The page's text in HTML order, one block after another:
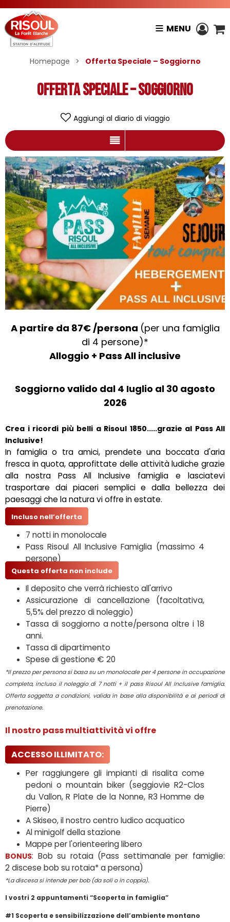
MENU
Homepage > Offerta Speciale – Soggiorno
Offerta Speciale – Soggiorno
Aggiungi al diario di viaggio
A partire da 87€ /persona (per una famiglia
di 4 persone)*
Alloggio + Pass All inclusive
Soggiorno valido dal 4 Iuglio al 30 agosto
2026
Crea i ricordi più belli a Risoul 1850.....grazie al Pass All
Inclusive!
In famiglia o tra amici, prendete una boccata d'aria
fresca in quota, approfittate delle attività ludiche grazie
alla nostra Pass All Inclusive famiglia e lasciatevi
trasportare dai piaceri semplici e dalla bellezza dei
paesaggi che la natura vi offre in estate.
Incluso nell’offerta
7 notti in monolocale
Pass Risoul All Inclusive Famiglia (massimo 4
persone)
Questa offerta non include
Il deposito che verrà richiesto all'arrivo
Assicurazione di cancellazione (facoltativa,
5,5% del prezzo di noleggio)
Tassa di soggiorno a notte/persona oltre i 18
anni.
Tassa di dipartimento
Spese di gestione € 20
*Il prezzo per persona si basa su un monolocale per 4 persone in occupazione
completa, incluso il noleggio di 7 notti + il pass Risoul All Inclusive famiglia.
Offerta soggetta a condizioni, valida in base alla disponibilità e ai periodi di
prenotazione.
Il nostro pass multiattività vi offre
ACCESSO ILLIMITATO:
Per raggiungere gli impianti di risalita come
pedoni o mountain biker (seggiovie R2-Clos
du Vallon, R Plate de la Nonne, R3 Homme de
Pierre)
A Skiseo, il nostro centro ludico acquatico
Al minigolf della stazione
Mappe per l'orienteering libero
BONUS: Bob su rotaia (Pass settimanale per famiglie:
2 discese bob su rotaia* a persona)
*La discesa si intende per bob (da soli o in coppia).
I vostri 2 appuntamenti “Scoperta in famiglia”
#1 Scoperta e sensibilizzazione dell’ambiente montano